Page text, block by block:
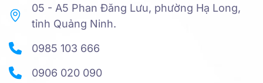
05 - A5 Phan Đăng Lưu, phường Hạ Long,
tỉnh Quảng Ninh.
0985 103 666
0906 020 090